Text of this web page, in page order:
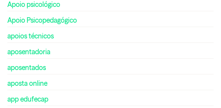
Apoio psicológico
Apoio Psicopedagógico
apoios técnicos
aposentadoria
aposentados
aposta online
app edufecap